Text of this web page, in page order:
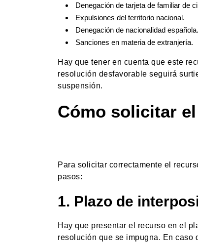
Denegación de tarjeta de familiar de
Expulsiones del territorio nacional.
Denegación de nacionalidad española.
Sanciones en materia de extranjería.
Hay que tener en cuenta que este
resolución desfavorable seguirá
suspensión.
Cómo solicitar
Para solicitar correctamente el
pasos:
1. Plazo de
Hay que presentar el recurso en el
resolución que se impugna. En caso